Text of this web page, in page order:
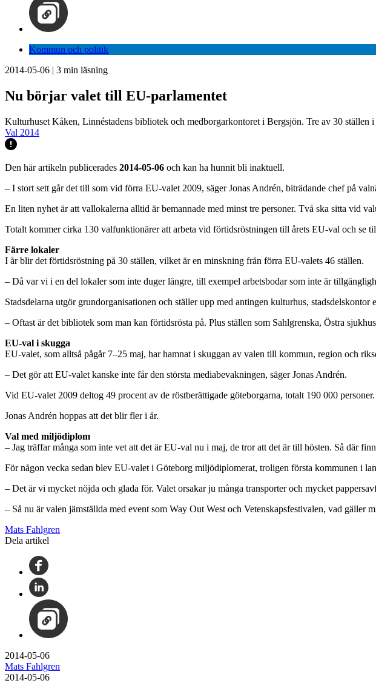
Kommun och politik
2014-05-06 | 3 min läsning
Nu börjar valet till EU-parlamentet
Kulturhuset Kåken, Linnéstadens bibliotek och medborgarkontoret i Bergsjön. Tre av 30
Val 2014
Den här artikeln publicerades 2014-05-06 och kan ha hunnit bli inaktuell.
– I stort sett går det till som vid förra EU-valet 2009, säger Jonas Andrén, biträdande chef på
En liten nyhet är att vallokalerna alltid är bemannade med minst tre personer. Två ska sitta vid
Totalt kommer cirka 130 valfunktionärer att arbeta vid förtidsröstningen till årets EU-val och se
Färre lokaler
I år blir det förtidsröstning på 30 ställen, vilket är en minskning från förra EU-valets 46 ställen.
– Då var vi i en del lokaler som inte duger längre, till exempel arbetsbodar som inte är
Stadsdelarna utgör grundorganisationen och ställer upp med antingen kulturhus, stadsdelskontor
– Oftast är det bibliotek som man kan förtidsrösta på. Plus ställen som Sahlgrenska, Östra
EU-val i skugga
EU-valet, som alltså pågår 7–25 maj, har hamnat i skuggan av valen till kommun, region och
– Det gör att EU-valet kanske inte får den största mediabevakningen, säger Jonas Andrén.
Vid EU-valet 2009 deltog 49 procent av de röstberättigade göteborgarna, totalt 190 000
Jonas Andrén hoppas att det blir fler i år.
Val med miljödiplom
– Jag träffar många som inte vet att det är EU-val nu i maj, de tror att det är till hösten. Så där
För någon vecka sedan blev EU-valet i Göteborg miljödiplomerat, troligen första kommunen i
– Det är vi mycket nöjda och glada för. Valet orsakar ju många transporter och mycket
– Så nu är valen jämställda med event som Way Out West och Vetenskapsfestivalen, vad gäller
Mats Fahlgren
Dela artikel
2014-05-06
Mats Fahlgren
2014-05-06